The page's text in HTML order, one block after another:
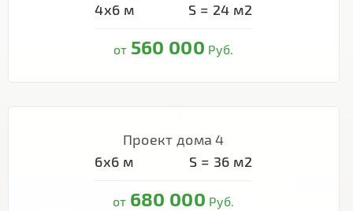
4х6 м S = 24 м2
от 560 000 Руб.
Проект дома 4
6х6 м S = 36 м2
от 680 000 Руб.